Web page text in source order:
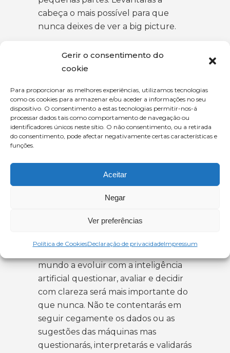
Gerir o consentimento do
cookie
Para proporcionar as melhores experiências, utilizamos tecnologias
como os cookies para armazenar e/ou aceder a informações no seu
dispositivo. O consentimento a estas tecnologias permitir-nos-á
processar dados tais como comportamento de navegação ou
identificadores únicos neste sítio. O não consentimento, ou a retirada
do consentimento, pode afectar negativamente certas características e
funções.
Aceitar
Negar
Ver preferências
Política de CookiesDeclaração de privacidadeImpressum
cabeça o mais possível para que
nunca deixes de ver a big picture.
Marta Amorim do
Departamento de Marketing
Investirás no poder transformador
das equipas pois elas são a chave para
criar o futuro do marketing através
da união entre talento humanos,
próxima revolução no marketing.
Daniel Coelho do
mundo a evoluir com a inteligência
artificial questionar, avaliar e decidir
com clareza será mais importante do
que nunca. Não te contentarás em
seguir cegamente os dados ou as
sugestões das máquinas mas
questionarás, interpretarás e validarás